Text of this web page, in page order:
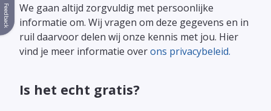
We gaan altijd zorgvuldig met persoonlijke
informatie om. Wij vragen om deze gegevens en in
ruil daarvoor delen wij onze kennis met jou. Hier
vind je meer informatie overons privacybeleid.
Is het echt gratis?
Feedback